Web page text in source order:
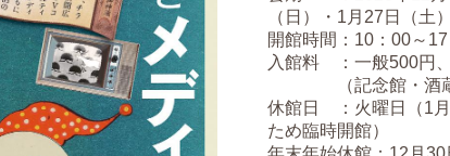
（日）・1月27日（土
開館時間：10：00～
入館料 ：一般500円
（記念館・酒蔵
休館日 ：火曜日（1
ため臨時開館）